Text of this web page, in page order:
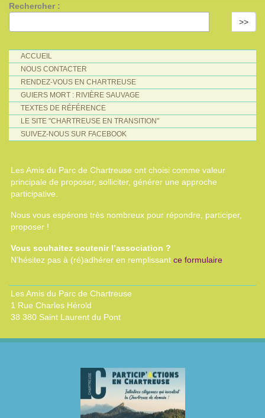
Rechercher :
>>
ACCUEIL
NOUS CONTACTER
RENDEZ-VOUS EN CHARTREUSE
GUIERS MORT : RIVIÈRE SAUVAGE
TEXTES DE RÉFÉRENCE
LE SITE "CHARTREUSE EN TRANSITION"
SUIVEZ-NOUS SUR FACEBOOK
Les Amis du Parc de Chartreuse ont choisi comme valeur
principale de proposer, solliciter, générer une approche
participative.
Nous vous espérons très nombreux pour répondre, participer,
proposer !
Vous souhaitez soutenir l’association ?
N’hésitez pas à (ré)adhérer en remplissant ce formulaire
Les Amis du Parc de Chartreuse
1 Rue Charles Hérold
38 380 Saint Laurent du Pont